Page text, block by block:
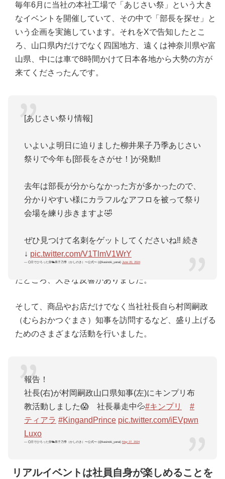
毎年6月に当社の本社工場で「あじさい祭」という大き
なイベントを開催していて、その中で「部長を探せ」と
いう企画を実施しています。それをXで告知したとこ
ろ、山口県内だけでなく四国地方、遠くは神奈川県や富
山県、中には車で8時間かけて日本各地から大勢の方が
来てくださったんです。
[あじさい祭り情報]
いよいよ明日に迫りました柳井果子乃季あじさい
祭りで今年も[部長をさがせ！]が発動‼️
去年は部長が分からなかった方が多かったので、
分かりやすい様にカラフルなアフロを被って祭り
会場を練り歩きますよ🤣
ぜひ見つけて名刺をゲットしてくださいね‼️ 続き
↓ pic.twitter.com/V1TlmV1WrY
— 🌕月でひろった卵🐇果子乃季（かしのき）〜公式〜 (@kasinoki_yanai) June 20, 2024
今年の5月に、男性アイドルグループのKing & Princeが
山口県に来た際に、JR西日本さんから「果子乃季新山
て。SNSを活用してKing & Princeのファンの方々の意
見を聞き、「月でひろった卵」をKing & Prince仕様の特
別パッケージにしたり、お店をデコレーションしたりし
たところ、大きな反響がありました。
そして、商品やお店だけでなく当社社長自ら村岡嗣政
（むらおかつぐまさ）知事を訪問するなど、盛り上げる
ためのさまざまな活動を行いました。
報告！
社長(右)が村岡嗣政山口県知事(左)にキンプリ布
教活動しました😱 社長暴走中💦#キンプリ
#
ティアラ #KingandPrince pic.twitter.com/iEVpwn
Luxo
— 🌕月でひろった卵🐇果子乃季（かしのき）〜公式〜 (@kasinoki_yanai) May 27, 2024
リアルイベントは社員自身が楽しめることを